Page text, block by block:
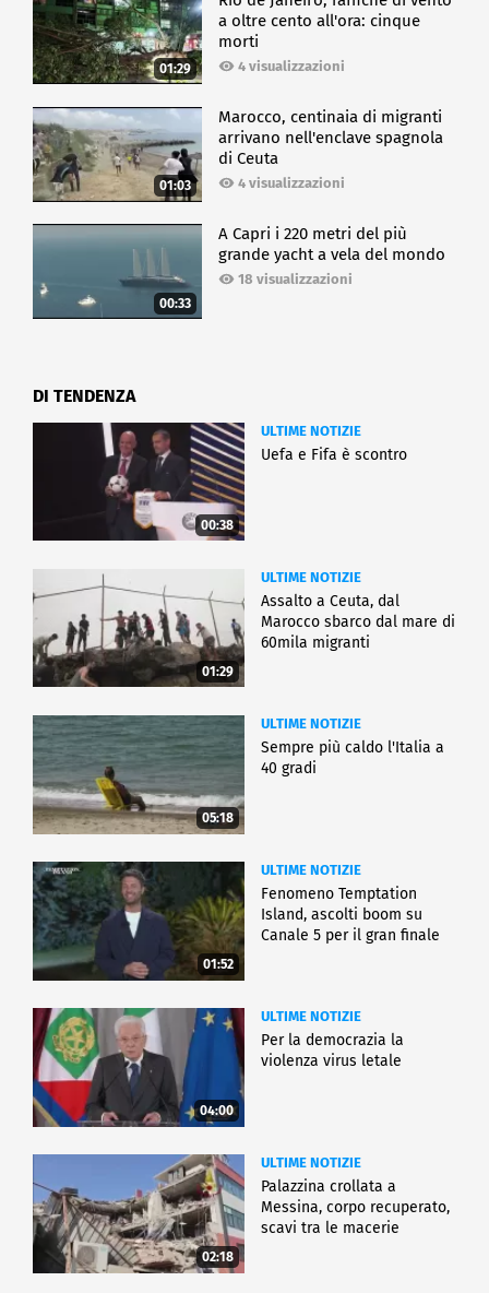
01:29
a oltre cento all'ora: cinque
morti
4 visualizzazioni
01:03
Marocco, centinaia di migranti
arrivano nell'enclave spagnola
di Ceuta
4 visualizzazioni
00:33
A Capri i 220 metri del più
grande yacht a vela del mondo
18 visualizzazioni
DI TENDENZA
00:38
ULTIME NOTIZIE
Uefa e Fifa è scontro
01:29
ULTIME NOTIZIE
Assalto a Ceuta, dal
Marocco sbarco dal mare di
60mila migranti
05:18
ULTIME NOTIZIE
Sempre più caldo l'Italia a
40 gradi
01:52
ULTIME NOTIZIE
Fenomeno Temptation
Island, ascolti boom su
Canale 5 per il gran finale
04:00
ULTIME NOTIZIE
Per la democrazia la
violenza virus letale
02:18
ULTIME NOTIZIE
Palazzina crollata a
Messina, corpo recuperato,
scavi tra le macerie